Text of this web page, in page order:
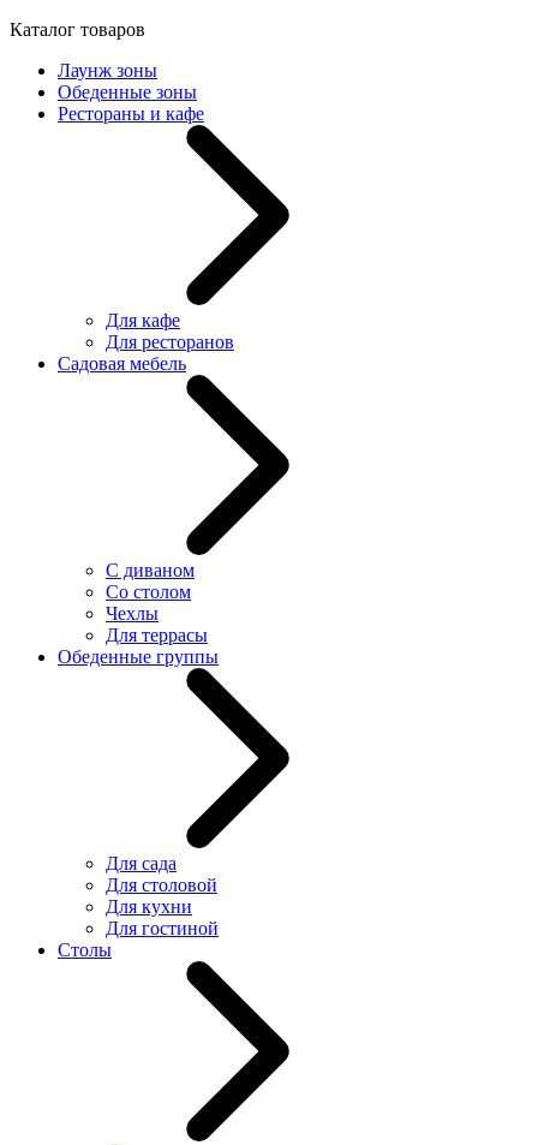
Каталог товаров
Лаунж зоны
Обеденные зоны
Рестораны и кафе
Для кафе
Для ресторанов
Садовая мебель
С диваном
Со столом
Чехлы
Для террасы
Обеденные группы
Для сада
Для столовой
Для кухни
Для гостиной
Столы